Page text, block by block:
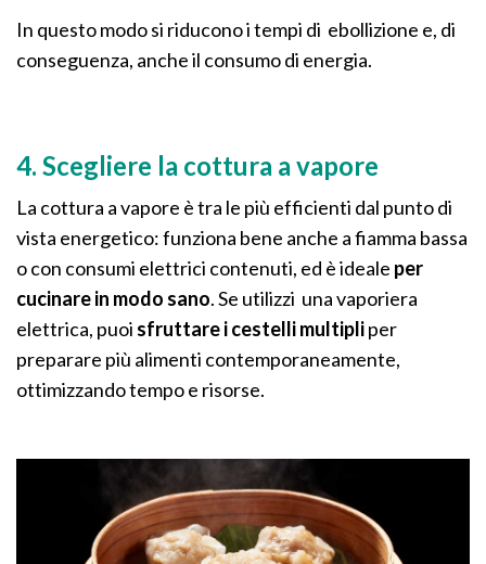
In questo modo si riducono i tempi di ebollizione e, di
conseguenza, anche il consumo di energia.
4. Scegliere la cottura a vapore
La cottura a vapore è tra le più efficienti dal punto di
vista energetico: funziona bene anche a fiamma bassa
o con consumi elettrici contenuti, ed è ideale per
cucinare in modo sano. Se utilizzi una vaporiera
elettrica, puoi sfruttare i cestelli multipliper
preparare più alimenti contemporaneamente,
ottimizzando tempo e risorse.